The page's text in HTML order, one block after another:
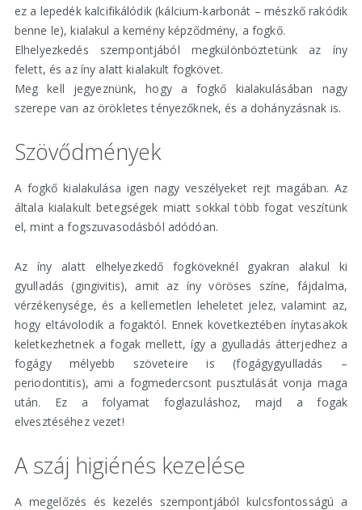
ez a lepedék kalcifikálódik (kálcium-karbonát – mészkő rakódik
benne le), kialakul a kemény képződmény, a fogkő.
Elhelyezkedés szempontjából megkülönböztetünk az íny
felett, és az íny alatt kialakult fogkövet.
Meg kell jegyeznünk, hogy a fogkő kialakulásában nagy
szerepe van az örökletes tényezőknek, és a dohányzásnak is.
Szövődmények
A fogkő kialakulása igen nagy veszélyeket rejt magában. Az
általa kialakult betegségek miatt sokkal több fogat veszítünk
el, mint a fogszuvasodásból adódóan.
Az íny alatt elhelyezkedő fogköveknél gyakran alakul ki
gyulladás (gingivitis), amit az íny vöröses színe, fájdalma,
vérzékenysége, és a kellemetlen leheletet jelez, valamint az,
hogy eltávolodik a fogaktól. Ennek következtében ínytasakok
keletkezhetnek a fogak mellett, így a gyulladás átterjedhez a
fogágy mélyebb szöveteire is (fogágygyulladás –
periodontitis), ami a fogmedercsont pusztulását vonja maga
után. Ez a folyamat foglazuláshoz, majd a fogak
elvesztéséhez vezet!
A száj higiénés kezelése
A megelőzés és kezelés szempontjából kulcsfontosságú a